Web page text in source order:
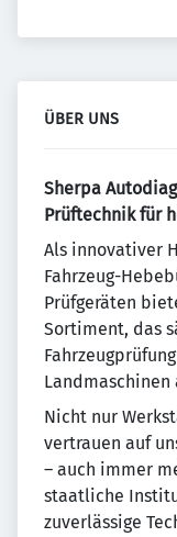
ÜBER UNS
Sherpa
Prüftechnik für
Als innovativer
Fahrzeug-
Prüfgeräten
Sortiment, das
Landmaschinen
Nicht nur
vertrauen auf
– auch immer
staatliche
zuverlässige